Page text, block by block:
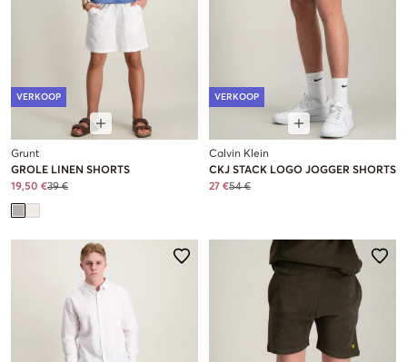
VERKOOP
Grunt
GROLE LINEN SHORTS
19,50 €39 €
VERKOOP
Calvin Klein
CKJ STACK LOGO JOGGER SHORTS
27 €54 €